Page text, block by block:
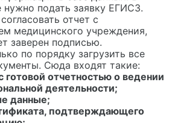
нужно подать заявку ЕГИСЗ.
отчет с
медицинского учреждения,
заверен подписью.
по порядку загрузить все
Сюда входят такие:
готовой отчетностью о ведении
деятельности;
данные;
подтверждающего